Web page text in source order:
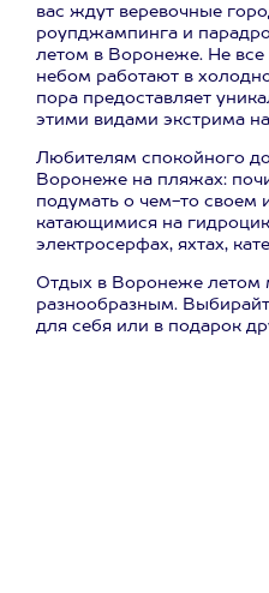
вас ждут веревочные
роупджампинга и
летом в Воронеже. Не
небом работают в
пора предоставляет
этими видами экстрима
Любителям спокойного
Воронеже на пляжах:
подумать о чем-то своем
катающимися на
электросерфах, яхтах,
Отдых в Воронеже летом
разнообразным.
для себя или в подарок